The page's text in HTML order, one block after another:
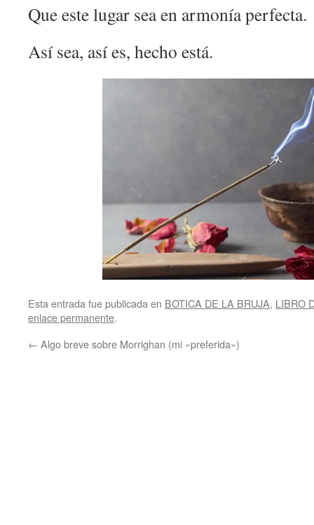
Que este lugar sea en armonía perfecta.
Así sea, así es, hecho está.
Esta entrada fue publicada en BOTICA DE LA BRUJA, LIBRO
enlace permanente.
← Algo breve sobre Morrighan (mi «preferida»)